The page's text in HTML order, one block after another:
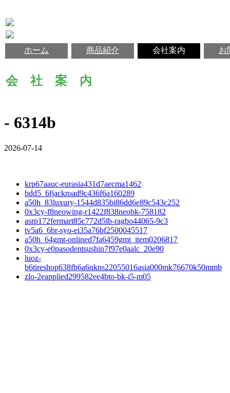
ホーム 商品紹介 会社案内 お
会 社 案 内
- 6314b
2026-07-14
krp67aauc-eurasia431d7aecma1462
bdd5_6fjackroad9c436f6a160289
a50h_83luxury-1544d835bi86dd6e89c543c252
0x3cy-f8neowing-r1422f838neobk-758182
asrp172fermart85c772d5lb-ragbo44065-9c3
tv5a6_6br-syo-ei35a76bf2500045517
a50h_64gmt-onlined7fa6459gmt_item0206817
0x3cy-e0pasodentsushin7f97e0aalc_20e90
luoz-
b6tireshop638fb6a6nkns22055016asia000mk76670k50mmb
zlo-2eapplied299582ee4bto-bk-i5-m05